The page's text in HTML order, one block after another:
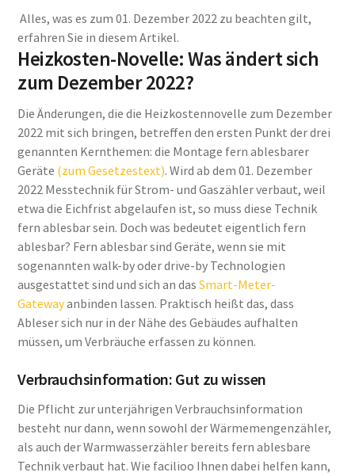
Alles, was es zum 01. Dezember 2022 zu beachten gilt,
erfahren Sie in diesem Artikel.
Heizkosten-Novelle: Was ändert sich
zum Dezember 2022?
Die Änderungen, die die Heizkostennovelle zum Dezember
2022 mit sich bringen, betreffen den ersten Punkt der drei
genannten Kernthemen: die Montage fern ablesbarer
Geräte (zum Gesetzestext). Wird ab dem 01. Dezember
2022 Messtechnik für Strom- und Gaszähler verbaut, weil
etwa die Eichfrist abgelaufen ist, so muss diese Technik
fern ablesbar sein. Doch was bedeutet eigentlich fern
ablesbar? Fern ablesbar sind Geräte, wenn sie mit
sogenannten walk-by oder drive-by Technologien
ausgestattet sind und sich an dasSmart-Meter-
Gatewayanbinden lassen. Praktisch heißt das, dass
Ableser sich nur in der Nähe des Gebäudes aufhalten
müssen, um Verbräuche erfassen zu können.
Verbrauchsinformation: Gut zu wissen
Die Pflicht zur unterjährigen Verbrauchsinformation
besteht nur dann, wenn sowohl der Wärmemengenzähler,
als auch der Warmwasserzähler bereits fern ablesbare
Technik verbaut hat. Wie facilioo Ihnen dabei helfen kann,